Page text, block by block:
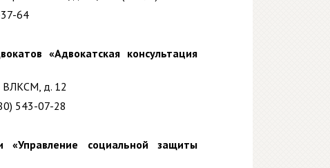
64
«Адвокатская консультация
ВЛКСМ, д. 12
543-07-28
«Управление социальной защиты